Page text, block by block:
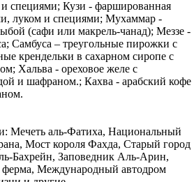
специями; Кузи - фаршированная
луком и специями; Мухаммар -
(сафи или макрель-чанад); Меззе -
Самбуса – треугольные пирожки с
крендельки в сахарном сиропе с
Хальва - ореховое желе с
и шафраном.; Кахва - арабский кофе
Мечеть аль-Фатиха, Национальный
Мост короля Фахда, Старый город
Бахрейн, Заповедник Аль-Арин,
Международный автодром